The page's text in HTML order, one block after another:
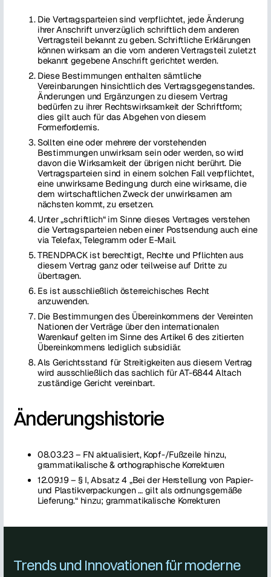
Die Vertragsparteien sind verpflichtet, jede Änderung
ihrer Anschrift unverzüglich schriftlich dem anderen
Vertragsteil bekannt zu geben. Schriftliche Erklärungen
können wirksam an die vom anderen Vertragsteil zuletzt
bekannt gegebene Anschrift gerichtet werden.
Diese Bestimmungen enthalten sämtliche
Vereinbarungen hinsichtlich des Vertragsgegenstandes.
Änderungen und Ergänzungen zu diesem Vertrag
bedürfen zu ihrer Rechtswirksamkeit der Schriftform;
dies gilt auch für das Abgehen von diesem
Formerfordernis.
Sollten eine oder mehrere der vorstehenden
Bestimmungen unwirksam sein oder werden, so wird
davon die Wirksamkeit der übrigen nicht berührt. Die
Vertragsparteien sind in einem solchen Fall verpflichtet,
eine unwirksame Bedingung durch eine wirksame, die
dem wirtschaftlichen Zweck der unwirksamen am
nächsten kommt, zu ersetzen.
Unter „schriftlich“ im Sinne dieses Vertrages verstehen
die Vertragsparteien neben einer Postsendung auch eine
via Telefax, Telegramm oder E-Mail.
TRENDPACK ist berechtigt, Rechte und Pflichten aus
diesem Vertrag ganz oder teilweise auf Dritte zu
übertragen.
Es ist ausschließlich österreichisches Recht
anzuwenden.
Die Bestimmungen des Übereinkommens der Vereinten
Nationen der Verträge über den internationalen
Warenkauf gelten im Sinne des Artikel 6 des zitierten
Übereinkommens lediglich subsidiär.
Als Gerichtsstand für Streitigkeiten aus diesem Vertrag
wird ausschließlich das sachlich für AT-6844 Altach
zuständige Gericht vereinbart.
Änderungshistorie
08.03.23 – FN aktualisiert, Kopf-/Fußzeile hinzu,
grammatikalische & orthographische Korrekturen
12.09.19 – § I, Absatz 4 „Bei der Herstellung von Papier-
und Plastikverpackungen … gilt als ordnungsgemäße
Lieferung.“ hinzu; grammatikalische Korrekturen
Trends und Innovationen für moderne